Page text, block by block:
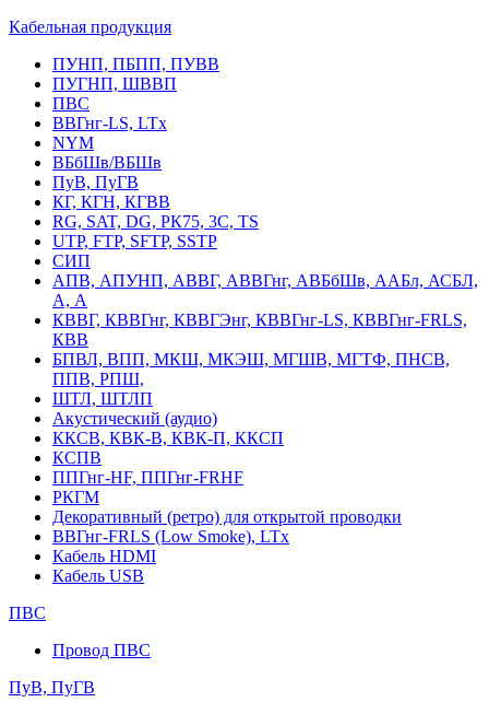
Кабельная продукция
ПУНП, ПБПП, ПУВВ
ПУГНП, ШВВП
ПВС
ВВГнг-LS, LTx
NYM
ВБбШв/ВБШв
ПуВ, ПуГВ
КГ, КГН, КГВВ
RG, SAT, DG, РК75, 3С, TS
UTP, FTP, SFTP, SSTP
СИП
АПВ, АПУНП, АВВГ, АВВГнг, АВБбШв, ААБл, АСБЛ,
А, А
КВВГ, КВВГнг, КВВГЭнг, КВВГнг-LS, КВВГнг-FRLS,
КВВ
БПВЛ, ВПП, МКШ, МКЭШ, МГШВ, МГТФ, ПНСВ,
ППВ, РПШ,
ШТЛ, ШТЛП
Акустический (аудио)
ККСВ, КВК-В, КВК-П, ККСП
КСПВ
ППГнг-HF, ППГнг-FRHF
РКГМ
Декоративный (ретро) для открытой проводки
ВВГнг-FRLS (Low Smoke), LTx
Кабель HDMI
Кабель USB
ПВС
Провод ПВС
ПуВ, ПуГВ